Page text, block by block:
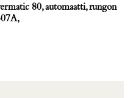
80, automaatti, rungon